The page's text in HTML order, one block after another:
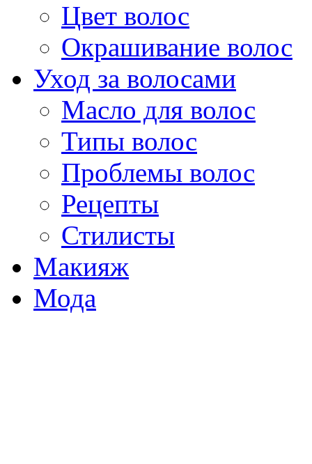
Цвет волос
Окрашивание волос
Уход за волосами
Масло для волос
Типы волос
Проблемы волос
Рецепты
Стилисты
Макияж
Мода